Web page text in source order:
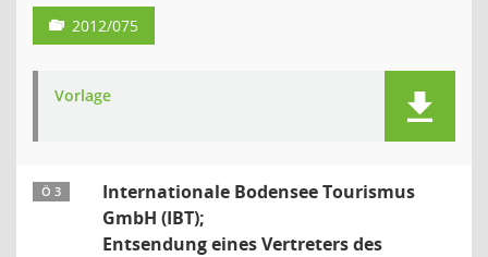
2012/075
Vorlage
Ö 3
Internationale Bodensee Tourismus
GmbH (IBT);
Entsendung eines Vertreters des